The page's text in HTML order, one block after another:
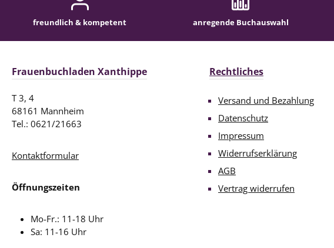
freundlich & kompetent anregende Buchauswahl
Rechtliches
Versand und Bezahlung
Datenschutz
Impressum
Widerrufserklärung
AGB
Vertrag widerrufen
Frauenbuchladen Xanthippe
T 3, 4
68161 Mannheim
Tel.: 0621/21663
Kontaktformular
Öffnungszeiten
Mo-Fr.: 11-18 Uhr
Sa: 11-16 Uhr